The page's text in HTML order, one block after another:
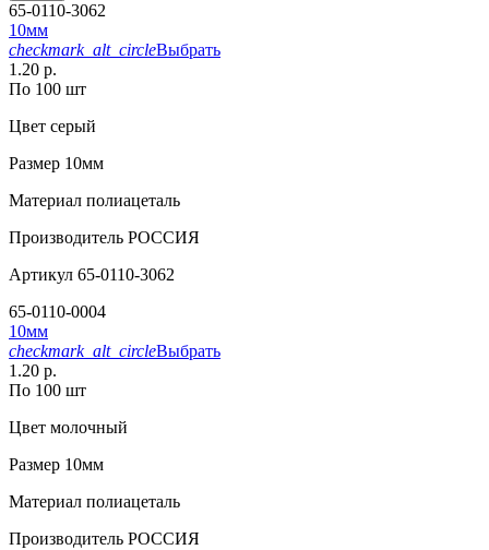
65-0110-3062
10мм
checkmark_alt_circleВыбрать
1.20 р.
По 100 шт
Цвет серый
Размер 10мм
Материал полиацеталь
Производитель РОССИЯ
Артикул 65-0110-3062
65-0110-0004
10мм
checkmark_alt_circleВыбрать
1.20 р.
По 100 шт
Цвет молочный
Размер 10мм
Материал полиацеталь
Производитель РОССИЯ